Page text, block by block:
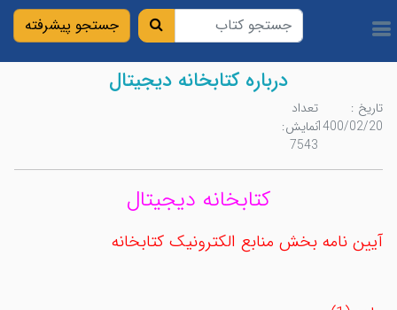
درباره کتابخانه ديجيتال
تاریخ :
1400/02/20
تعداد
نمایش:
7543
کتابخانه ديجيتال
آيين نامه بخش منابع الکترونيک کتابخانه